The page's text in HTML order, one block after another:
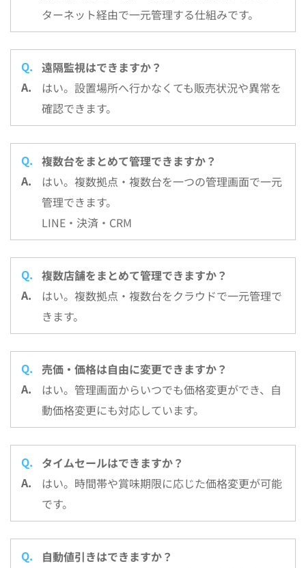
ターネット経由で一元管理する仕組みです。
遠隔監視はできますか？
はい。設置場所へ行かなくても販売状況や異常を
確認できます。
複数台をまとめて管理できますか？
はい。複数拠点・複数台を一つの管理画面で一元
管理できます。
LINE・決済・CRM
複数店舗をまとめて管理できますか？
はい。複数拠点・複数台をクラウドで一元管理で
きます。
売価・価格は自由に変更できますか？
はい。管理画面からいつでも価格変更ができ、自
動価格変更にも対応しています。
タイムセールはできますか？
はい。時間帯や賞味期限に応じた価格変更が可能
です。
自動値引きはできますか？